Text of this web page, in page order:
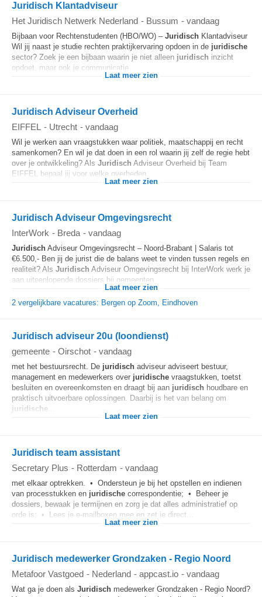
Juridisch Klantadviseur
Het Juridisch Netwerk Nederland - Bussum - vandaag
Bijbaan voor Rechtenstudenten (HBO/WO) – Juridisch Klantadviseur
Wil jij naast je studie rechten praktijkervaring opdoen in de juridische
sector? Zoek je een bijbaan waarin je niet alleen juridisch inzicht
opdoet, maar ook je communicatie...
Laat meer zien
Juridisch Adviseur Overheid
EIFFEL - Utrecht - vandaag
Wil je werken aan vraagstukken waar politiek, maatschappij en recht
samenkomen? En wil je dat doen in een rol waarin jij zelf de regie hebt
over je ontwikkeling? Als Juridisch Adviseur Overheid bij Team
EIFFEL bepaal jij voor welke overheden...
Laat meer zien
Juridisch Adviseur Omgevingsrecht
InterWork - Breda - vandaag
Juridisch Adviseur Omgevingsrecht – Noord-Brabant | Salaris tot
€6.500,- Ben jij de jurist die de balans weet te vinden tussen regels en
realiteit? Als Juridisch Adviseur Omgevingsrecht bij InterWork werk je
aan uiteenlopende dossiers bij gemeenten...
Laat meer zien
2 vergelijkbare vacatures: Bergen op Zoom, Eindhoven
Juridisch adviseur 20u (loondienst)
gemeente - Oirschot - vandaag
met het bestuursrecht. De juridisch adviseur adviseert bestuur,
management en medewerkers over juridische vraagstukken, toetst
besluiten en overeenkomsten en draagt bij aan juridisch houdbare en
praktisch uitvoerbare oplossingen. Daarbij is het van belang om
juridische
Laat meer zien
Juridisch team assistant
Secretary Plus - Rotterdam - vandaag
met elkaar optrekken. • Ondersteun je bij het opstellen en indienen
van processtukken en juridische correspondentie; • Beheer je
dossiers, bewaak je termijnen en zorg je dat alles administratief op
orde is; • Lees je e-mailboxen mee en zet je direct...
Laat meer zien
Juridisch medewerker Grondzaken - Regio Noord
Metafoor Vastgoed - Nederland - appcast.io - vandaag
Wat ga je doen als Juridisch medewerker Grondzaken - Regio Noord?